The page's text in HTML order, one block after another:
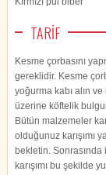
TARİF
Kesme çorbasını
gereklidir. Kesme
yoğurma kabı alın
üzerine köftelik
Bütün malzemeler
olduğunuz karışımı
bekletin.
karışımı bu şekilde